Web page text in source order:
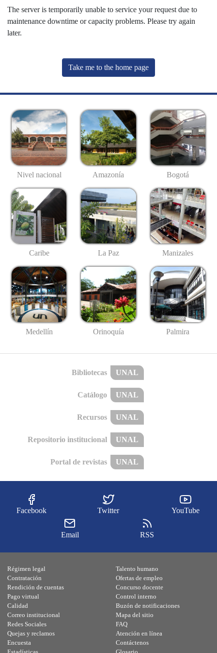
The server is temporarily unable to service your request due to
maintenance downtime or capacity problems. Please try again
later.
Take me to the home page
Nivel nacional Amazonía Bogotá
Caribe La Paz Manizales
Medellín Orinoquía Palmira
Bibliotecas UNAL
Catálogo UNAL
Recursos UNAL
Repositorio institucional UNAL
Portal de revistas UNAL
Facebook Twitter YouTube
Email RSS
Régimen legal
Contratación
Rendición de cuentas
Pago virtual
Calidad
Talento humano
Ofertas de empleo
Concurso docente
Control interno
Buzón de notificaciones
Correo institucional
Redes Sociales
Quejas y reclamos
Encuesta
Mapa del sitio
FAQ
Atención en línea
Contáctenos